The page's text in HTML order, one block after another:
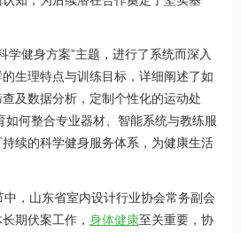
健身方案”主题，进行了系统而深入
生理特点与训练目标，详细阐述了如
及数据分析，定制个性化的运动处
如何整合专业器材、智能系统与教练服
续的科学健身服务体系，为健康生活
，山东省室内设计行业协会常务副会
期伏案工作， 身体健康至关重要，协